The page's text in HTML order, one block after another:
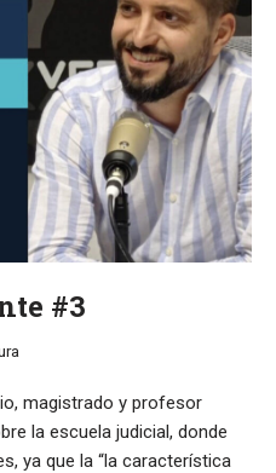
#3
magistrado y profesor
la escuela judicial, donde
ya que la “la característica